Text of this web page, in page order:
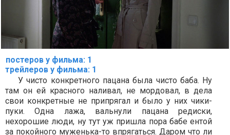
постеров у фильма: 1
трейлеров у фильма: 1
У чисто конкретного пацана была чисто баба. Ну
там он ей красного наливал, не мордовал, в дела
свои конкретные не припрягал и было у них чики-
пуки. Одна лажа, вальнули пацана редиски,
нехорошие люди, ну тут уж пришла пора бабе ентой
за покойного муженька-то впрягаться. Даром что ли